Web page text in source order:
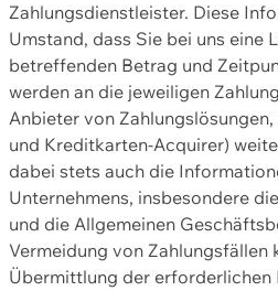
Zahlungsdienstleister. Diese
Umstand, dass Sie bei uns eine
betreffenden Betrag und
werden an die jeweiligen
Anbieter von
und Kreditkarten-Acquirer)
dabei stets auch die
Unternehmens, insbesondere
und die Allgemeinen
Vermeidung von Zahlungsfällen
Übermittlung der erforderlichen